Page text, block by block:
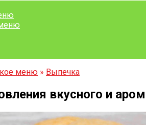
меню » Выпечка
вкусного и